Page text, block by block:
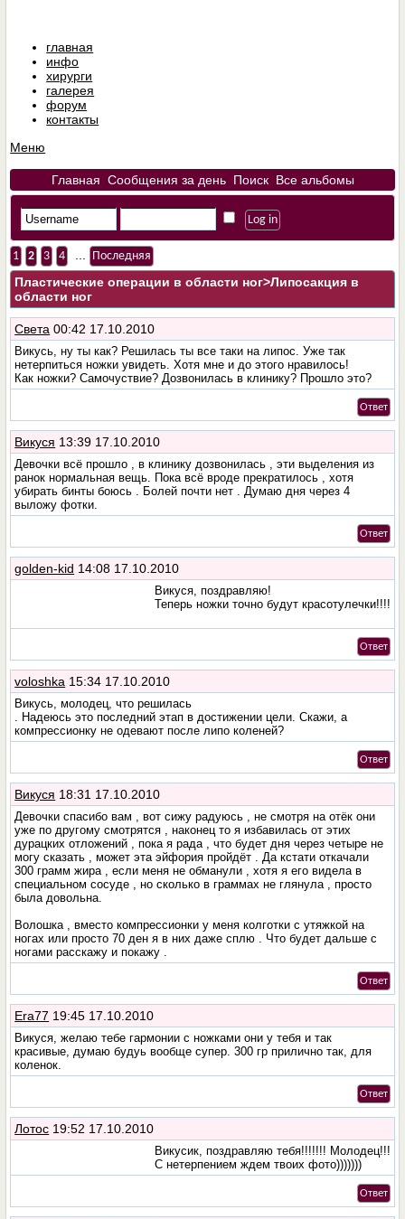
главная
инфо
хирурги
галерея
форум
контакты
Меню
Главная Сообщения за день Поиск Все альбомы
1 2 3 4 Последняя
Пластические операции в области ног>Липосакция в
области ног
Света 00:42 17.10.2010
Викусь, ну ты как? Решилась ты все таки на липос. Уже так
нетерпиться ножки увидеть. Хотя мне и до этого нравилось!
Как ножки? Самочуствие? Дозвонилась в клинику? Прошло это?
Ответ
Викуся 13:39 17.10.2010
Девочки всё прошло , в клинику дозвонилась , эти выделения из
ранок нормальная вещь. Пока всё вроде прекратилось , хотя
убирать бинты боюсь . Болей почти нет . Думаю дня через 4
выложу фотки.
Ответ
golden-kid 14:08 17.10.2010
Викуся, поздравляю!
Теперь ножки точно будут красотулечки!!!!
Ответ
voloshka 15:34 17.10.2010
Викусь, молодец, что решилась
. Надеюсь это последний этап в достижении цели. Скажи, а
компрессионку не одевают после липо коленей?
Ответ
Викуся 18:31 17.10.2010
Девочки спасибо вам , вот сижу радуюсь , не смотря на отёк они
уже по другому смотрятся , наконец то я избавилась от этих
дурацких отложений , пока я рада , что будет дня через четыре не
могу сказать , может эта эйфория пройдёт . Да кстати откачали
300 грамм жира , если меня не обманули , хотя я его видела в
специальном сосуде , но сколько в граммах не глянула , просто
была довольна.
Волошка , вместо компрессионки у меня колготки с утяжкой на
ногах или просто 70 ден я в них даже сплю . Что будет дальше с
ногами расскажу и покажу .
Ответ
Era77 19:45 17.10.2010
Викуся, желаю тебе гармонии с ножками они у тебя и так
красивые, думаю будуь вообще супер. 300 гр прилично так, для
коленок.
Ответ
Лотос 19:52 17.10.2010
Викусик, поздравляю тебя!!!!!!! Молодец!!!
С нетерпением ждем твоих фото)))))))
Ответ